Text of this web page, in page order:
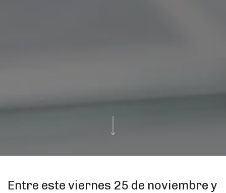
Entre este viernes 25 de noviembre y